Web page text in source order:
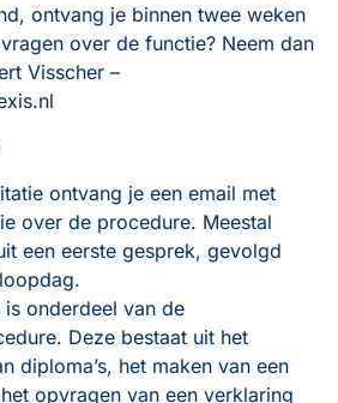
ontvang je binnen twee weken
over de functie? Neem dan
Visscher –
ontvang je een email met
over de procedure. Meestal
een eerste gesprek, gevolgd
is onderdeel van de
Deze bestaat uit het
diploma’s, het maken van een
opvragen van een verklaring